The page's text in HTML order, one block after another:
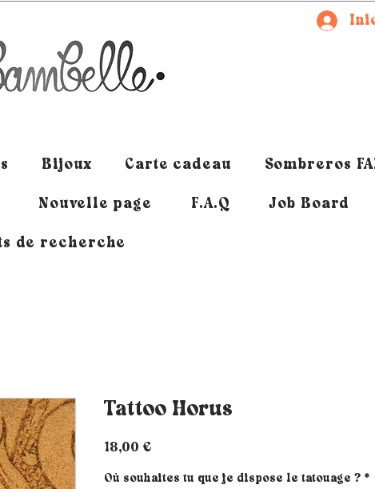
Bijoux Carte cadeau Sombreros
Nouvelle page F.A.Q Job Board
de recherche
Tattoo Horus
18,00 €
Où souhaites tu que je dispose le tatouage ? *